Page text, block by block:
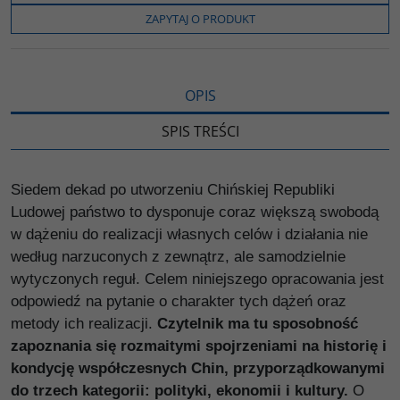
k
n
k
l
s
ZAPYTAJ O PRODUKT
OPIS
SPIS TREŚCI
Siedem dekad po utworzeniu Chińskiej Republiki
Ludowej państwo to dysponuje coraz większą swobodą
w dążeniu do realizacji własnych celów i działania nie
według narzuconych z zewnątrz, ale samodzielnie
wytyczonych reguł. Celem niniejszego opracowania jest
odpowiedź na pytanie o charakter tych dążeń oraz
metody ich realizacji. Czytelnik ma tu sposobność
zapoznania się rozmaitymi spojrzeniami na historię i
kondycję współczesnych Chin, przyporządkowanymi
do trzech kategorii: polityki, ekonomii i kultury. O